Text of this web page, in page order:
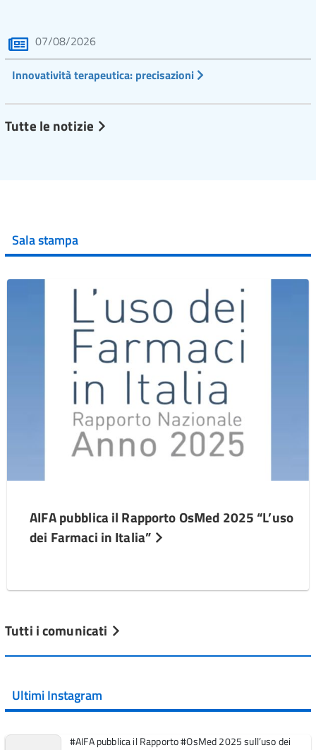
07/08/2026
Innovatività terapeutica: precisazioni
Tutte le notizie
Sala stampa
AIFA pubblica il Rapporto OsMed 2025 “L’uso
dei Farmaci in Italia”
Tutti i comunicati
Ultimi Instagram
#AIFA pubblica il Rapporto #OsMed 2025 sull’uso dei